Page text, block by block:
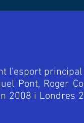
l'esport
Pont, Roger
2008 i Londres